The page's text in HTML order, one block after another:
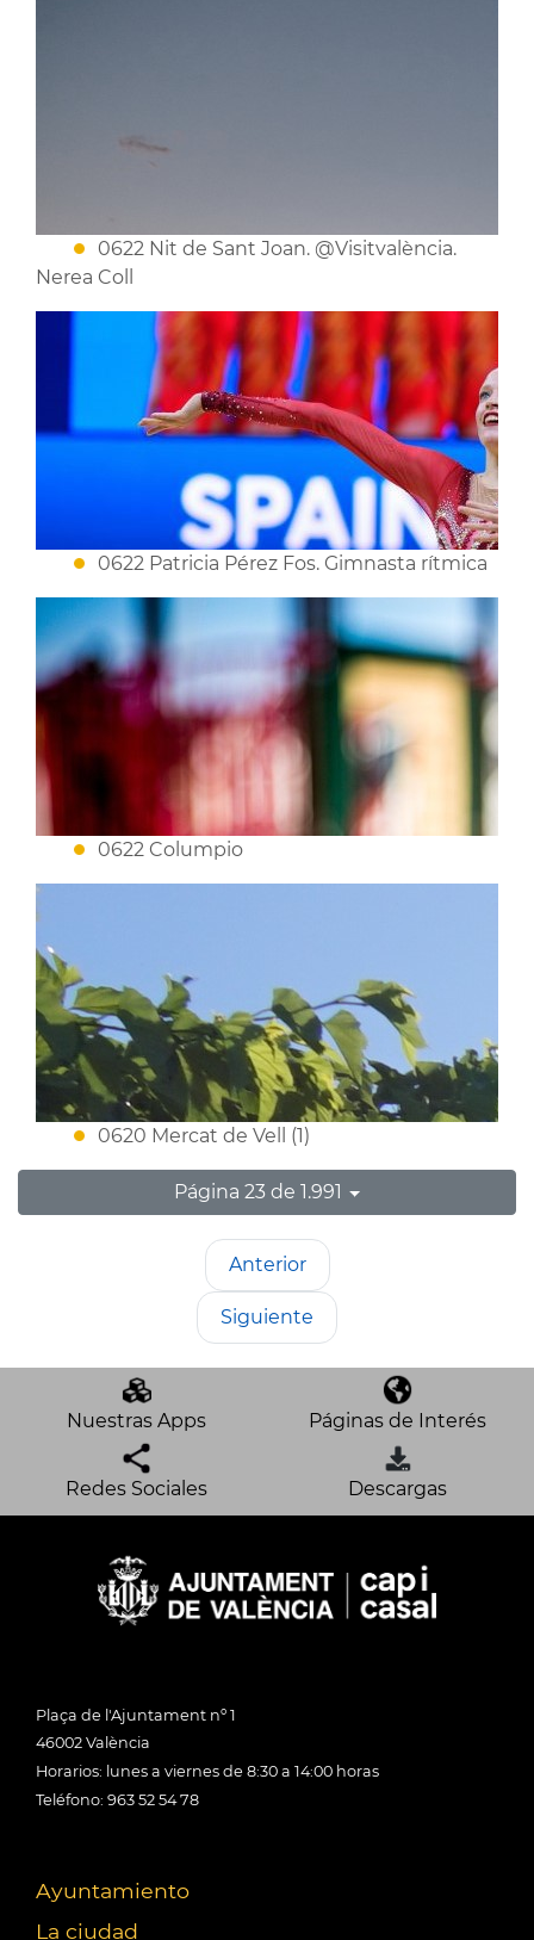
0622 Nit de Sant Joan. @Visitvalència.
Nerea Coll
0622 Patricia Pérez Fos. Gimnasta rítmica
0622 Columpio
0620 Mercat de Vell (1)
Página 23 de 1.991
Anterior
Siguiente
Nuestras Apps Páginas de Interés
Redes Sociales Descargas
Plaça de l'Ajuntament nº 1
46002 València
Horarios: lunes a viernes de 8:30 a 14:00 horas
Teléfono: 963 52 54 78
Ayuntamiento
La ciudad